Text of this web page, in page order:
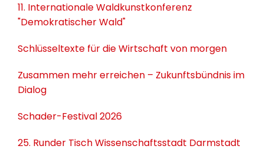
11. Internationale Waldkunstkonferenz
"Demokratischer Wald"
Schlüsseltexte für die Wirtschaft von morgen
Zusammen mehr erreichen – Zukunftsbündnis im
Dialog
Schader-Festival 2026
25. Runder Tisch Wissenschaftsstadt Darmstadt